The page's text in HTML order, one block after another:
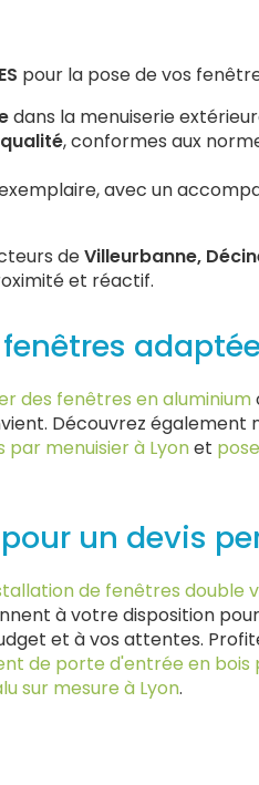
pour la pose de vos
dans la menuiserie
, conformes aux
avec un
deVilleurbanne,
et réactif.
des fenêtres en aluminium
Découvrez également
menuisier à Lyonet
un devis
de fenêtres double
à votre disposition
et à vos attentes.
de porte d'entrée en bois
sur mesure à Lyon.